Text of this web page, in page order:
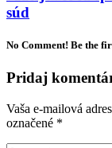
súd
No Comment! Be the
Pridaj
Vaša e-mailová
označené *